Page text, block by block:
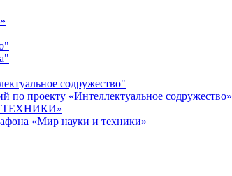
содружество"
по проекту «Интеллектуальное содружество»
ТЕХНИКИ»
«Мир науки и техники»